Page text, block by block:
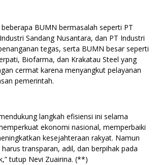
BUMN bermasalah seperti PT
Sandang Nusantara, dan PT Industri
tegas, serta BUMN besar seperti
Biofarma, dan Krakatau Steel yang
cermat karena menyangkut pelayanan
pemerintah.
langkah efisiensi ini selama
ekonomi nasional, memperbaiki
kesejahteraan rakyat. Namun
transparan, adil, dan berpihak pada
tutup Nevi Zuairina. (**)